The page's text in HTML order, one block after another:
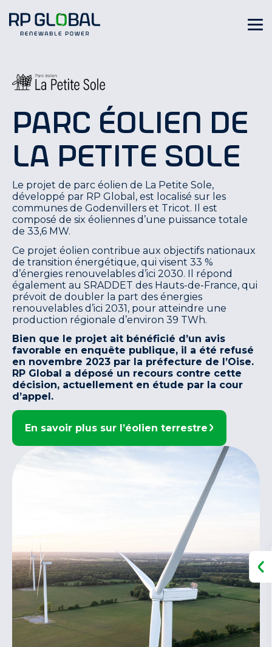
Parc éolien de
La Petite Sole
Le projet de parc éolien de La Petite Sole,
développé par RP Global, est localisé sur les
communes de Godenvillers et Tricot. Il est
composé de six éoliennes d’une puissance totale
de 33,6 MW.
Ce projet éolien contribue aux objectifs nationaux
de transition énergétique, qui visent 33 %
d’énergies renouvelables d’ici 2030. Il répond
également au SRADDET des Hauts-de-France, qui
prévoit de doubler la part des énergies
renouvelables d’ici 2031, pour atteindre une
production régionale d’environ 39 TWh.
Bien que le projet ait bénéficié d’un avis
favorable en enquête publique, il a été refusé
en novembre 2023 par la préfecture de l’Oise.
RP Global a déposé un recours contre cette
décision, actuellement en étude par la cour
d’appel.
En savoir plus sur l’éolien terrestre